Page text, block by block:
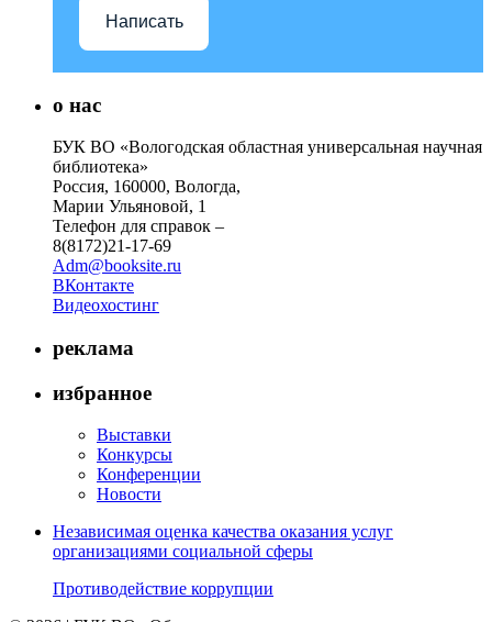
Написать
о нас
БУК ВО «Вологодская областная универсальная научная
библиотека»
Россия, 160000, Вологда,
Марии Ульяновой, 1
Телефон для справок –
8(8172)21-17-69
Adm@booksite.ru
ВКонтакте
Видеохостинг
реклама
избранное
Выставки
Конкурсы
Конференции
Новости
Независимая оценка качества оказания услуг
организациями социальной сферы
Противодействие коррупции